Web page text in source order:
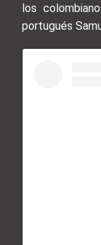
los
portugués